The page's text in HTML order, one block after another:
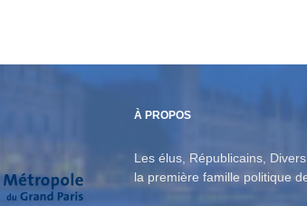
À PROPOS
Les élus, Républicains,
la première famille politique